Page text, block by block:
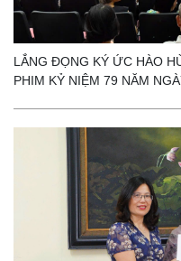
LẮNG ĐỌNG KÝ ỨC HÀO
PHIM KỶ NIỆM 79 NĂM